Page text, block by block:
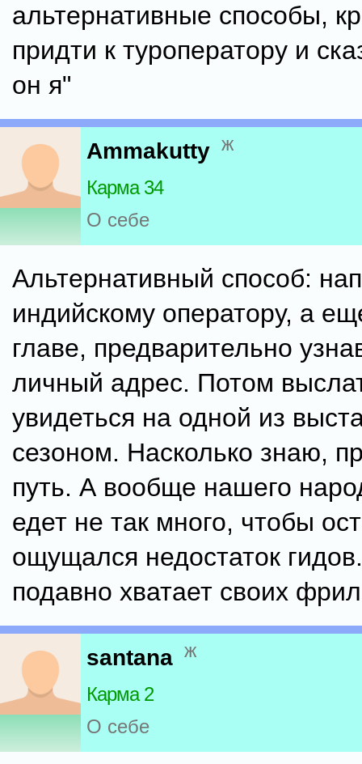
альтернативные способы,
придти к туроператору и
он я"
Ammakutty ж
Карма 34
О себе
Альтернативный способ:
индийскому оператору, а
главе, предварительно
личный адрес. Потом
увидеться на одной из
сезоном. Насколько знаю,
путь. А вообще нашего
едет не так много, чтобы
ощущался недостаток
подавно хватает своих
santana ж
Карма 2
О себе